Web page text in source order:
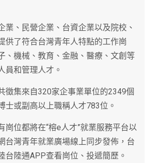
業、民營企業、台資企業以及院校、
供了符合台灣青年人特點的工作崗
、機械、教育、金融、醫療、文創等
員和管理人才。
徵集來自320家企事業單位的2349個
士或副高以上職稱人才783位。
崗位都將在“榕e人才”就業服務平台以
台灣青年就業廣場線上同步發佈，台
台陸通APP查看崗位、投遞簡歷。